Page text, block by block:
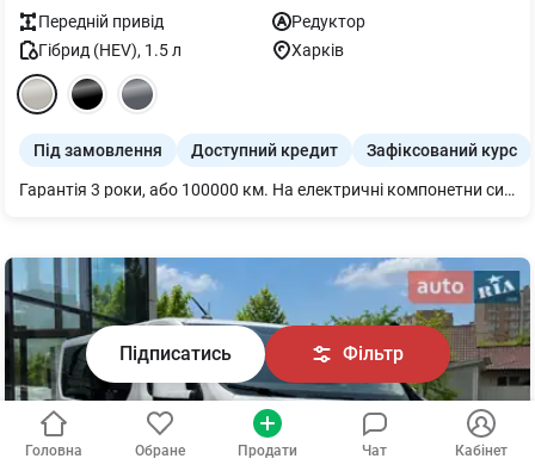
Підписатись Фільтр
Передній привід
Редуктор
Гібрид (HEV), 1.5л Харків
Під замовлення Доступний кредит Зафіксований курс
Гарантія 3 роки, або 100000 км. На електричні компонетни силової установки 5 років, або 100000 км.
Головна Обране Продати Чат Кабінет